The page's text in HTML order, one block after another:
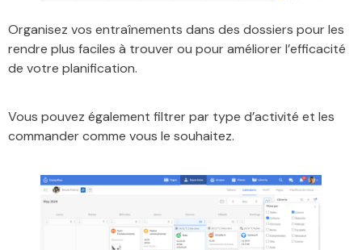
Organisez vos entraînements dans des dossiers pour les
rendre plus faciles à trouver ou pour améliorer l’efficacité
de votre planification.
Vous pouvez également filtrer par type d’activité et les
commander comme vous le souhaitez.